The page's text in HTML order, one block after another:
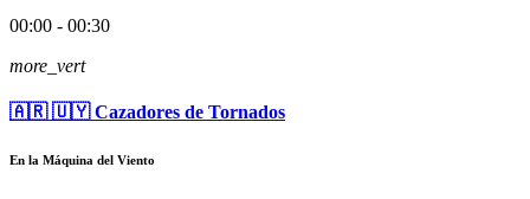
00:00 - 00:30
more_vert
🇦🇷 🇺🇾 Cazadores de Tornados
En la Máquina del Viento